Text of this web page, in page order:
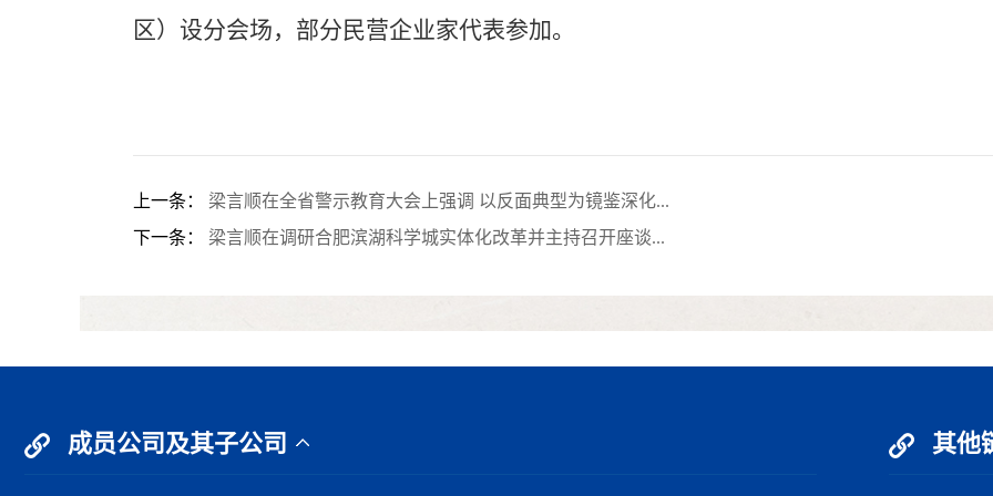
区）设分会场，部分民营企业家代表参加。
上一条：
梁言顺在全省警示教育大会上强调 以反面典型为镜鉴深化...
下一条：
梁言顺在调研合肥滨湖科学城实体化改革并主持召开座谈...
成员公司及其子公司 其他